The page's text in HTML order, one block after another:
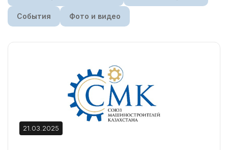
События Фото и видео
21.03.2025